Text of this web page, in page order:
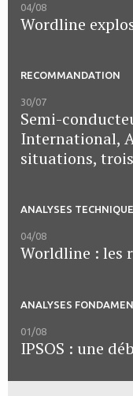
04/08
Wordline
RECOMMANDATION
30/07
Semi-
International,
situations,
ANALYSES TECHNIQUE
04/08
Worldline : les
ANALYSES
01/08
IPSOS : une